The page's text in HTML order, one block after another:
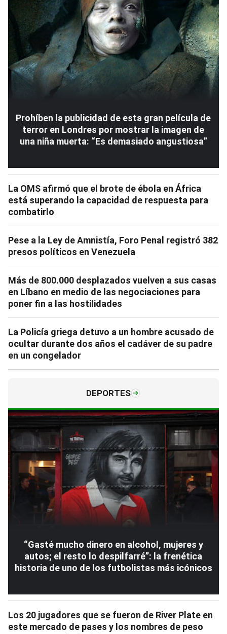
Prohíben la publicidad de esta gran película de
terror en Londres por mostrar la imagen de
una niña muerta: “Es demasiado angustiosa”
La OMS afirmó que el brote de ébola en África
está superando la capacidad de respuesta para
combatirlo
Pese a la Ley de Amnistía, Foro Penal registró 382
presos políticos en Venezuela
Más de 800.000 desplazados vuelven a sus casas
en Líbano en medio de las negociaciones para
poner fin a las hostilidades
La Policía griega detuvo a un hombre acusado de
ocultar durante dos años el cadáver de su padre
en un congelador
DEPORTES
“Gasté mucho dinero en alcohol, mujeres y
autos; el resto lo despilfarré”: la frenética
historia de uno de los futbolistas más icónicos
Los 20 jugadores que se fueron de River Plate en
este mercado de pases y los nombres de peso